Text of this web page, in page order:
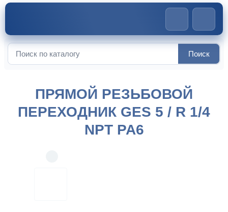
Искать:
Поиск
переходник GES 5 / R 1/4 NPT PA6
ПРЯМОЙ РЕЗЬБОВОЙ
ПЕРЕХОДНИК GES 5 / R 1/4
NPT PA6